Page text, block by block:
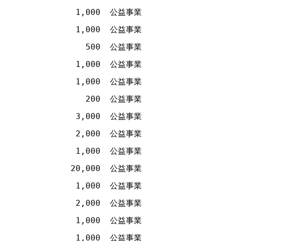
1,000
公益事業
1,000
公益事業
500
公益事業
1,000
公益事業
1,000
公益事業
200
公益事業
3,000
公益事業
2,000
公益事業
1,000
公益事業
20,000
公益事業
1,000
公益事業
2,000
公益事業
1,000
公益事業
1,000
公益事業